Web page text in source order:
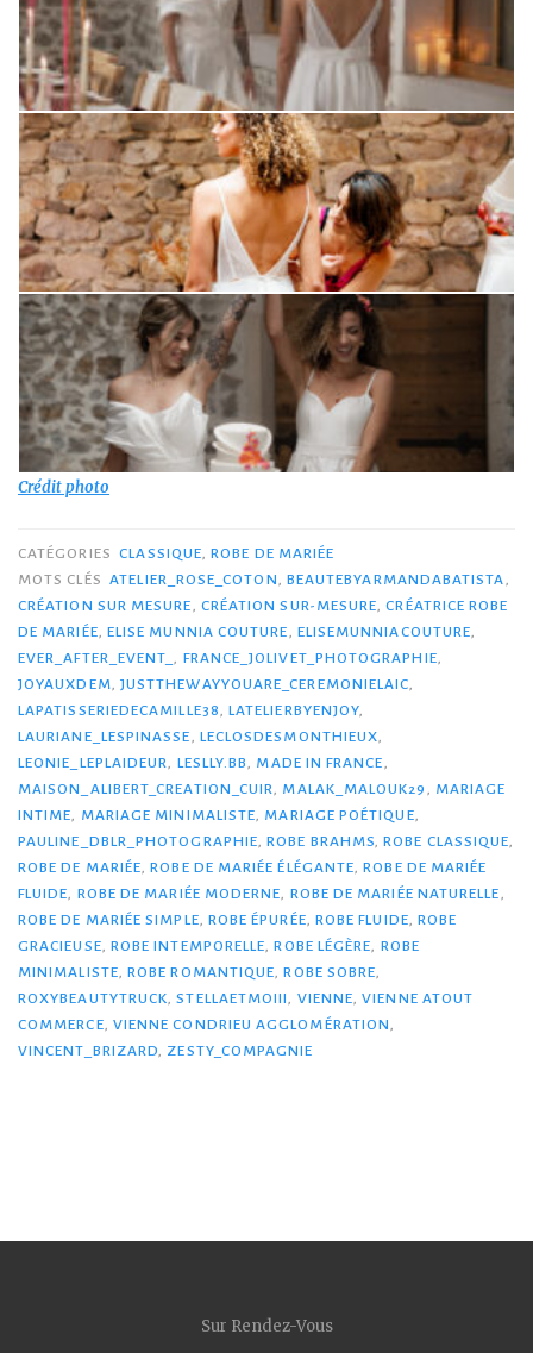
Crédit photo
CATÉGORIES CLASSIQUE ,ROBE DE MARIÉE
MOTS CLÉS ATELIER_ROSE_COTON BEAUTEBYARMANDABATISTA
CRÉATION SUR MESURE
CRÉATION SUR-MESURE ,CRÉATRICE ROBE
DE MARIÉE ELISE MUNNIA COUTURE ELISEMUNNIACOUTURE
EVER_AFTER_EVENT_
FRANCE_JOLIVET_PHOTOGRAPHIE
JOYAUXDEM JUSTTHEWAYYOUARE_CEREMONIELAIC
LAPATISSERIEDECAMILLE38
,LATELIERBYENJOY
LAURIANE_LESPINASSE
LECLOSDESMONTHIEUX
LEONIE_LEPLAIDEUR
LESLLY.BB MADE IN FRANCE
MAISON_ALIBERT_CREATION_CUIR
MALAK_MALOUK29
MARIAGE
INTIME
MARIAGE MINIMALISTE MARIAGE POÉTIQUE
PAULINE_DBLR_PHOTOGRAPHIE ,ROBE BRAHMS ,ROBE CLASSIQUE
ROBE DE MARIÉE ,ROBE DE MARIÉE ÉLÉGANTE ,ROBE DE MARIÉE
FLUIDE
ROBE DE MARIÉE MODERNE ROBE DE MARIÉE NATURELLE
ROBE DE MARIÉE SIMPLE ROBE ÉPURÉE ROBE FLUIDE ROBE
GRACIEUSE ROBE INTEMPORELLE ,ROBE LÉGÈRE
ROBE
MINIMALISTE ,ROBE ROMANTIQUE ,ROBE SOBRE
ROXYBEAUTYTRUCK ,STELLAETMOIII VIENNE ,VIENNE ATOUT
COMMERCE VIENNE CONDRIEU AGGLOMÉRATION
VINCENT_BRIZARD
ZESTY_COMPAGNIE
Sur Rendez-Vous